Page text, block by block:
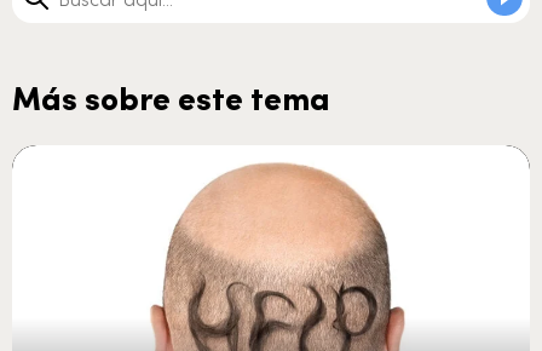
Más sobre este tema